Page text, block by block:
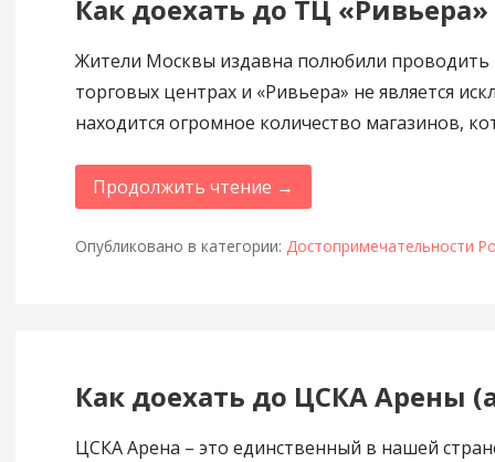
Как доехать до ТЦ «Ривьера»
Жители Москвы издавна полюбили проводить
торговых центрах и «Ривьера» не является
находится огромное количество магазинов,
Продолжить чтение →
Опубликовано в категории: Достопримечательности
Как доехать до ЦСКА Арены
ЦСКА Арена – это единственный в нашей